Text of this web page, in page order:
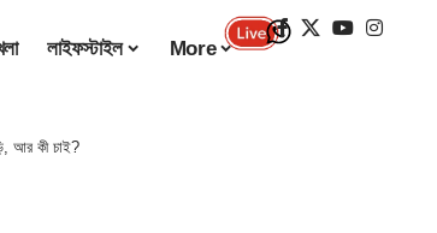
লাইফস্টাইল More
আর কী চাই?